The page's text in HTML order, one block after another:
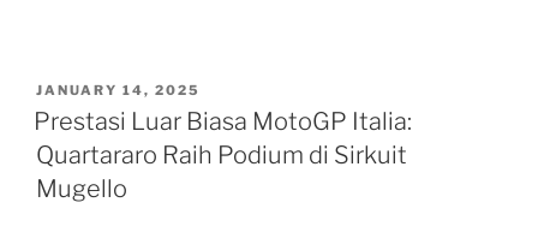
POSTED
ON
JANUARY 14, 2025
Prestasi Luar Biasa MotoGP Italia:
Quartararo Raih Podium di Sirkuit
Mugello